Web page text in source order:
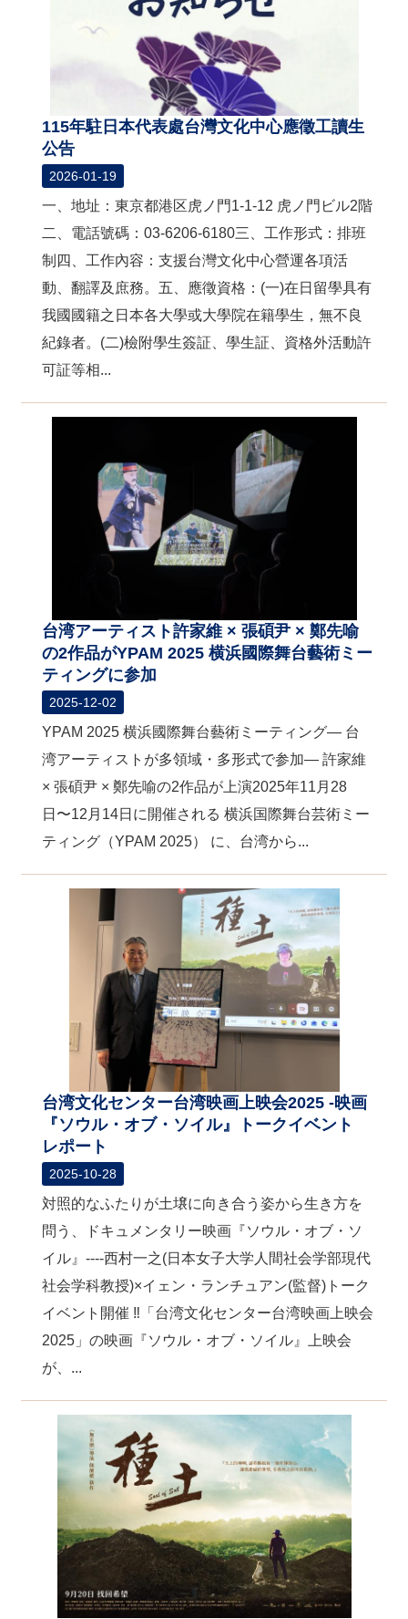
115年駐日本代表處台灣文化中心應徵工讀生
公告
2026-01-19
一、地址：東京都港区虎ノ門1-1-12 虎ノ門ビル2階
二、電話號碼：03-6206-6180三、工作形式：排班
制四、工作內容：支援台灣文化中心營運各項活
動、翻譯及庶務。五、應徵資格：(一)在日留學具有
我國國籍之日本各大學或大學院在籍學生，無不良
紀錄者。(二)檢附學生簽証、學生証、資格外活動許
可証等相...
台湾アーティスト許家維 × 張碩尹 × 鄭先喻
の2作品がYPAM 2025 横浜國際舞台藝術ミー
ティングに参加
2025-12-02
YPAM 2025 横浜國際舞台藝術ミーティング— 台
湾アーティストが多領域・多形式で参加— 許家維
× 張碩尹 × 鄭先喻の2作品が上演2025年11月28
日〜12月14日に開催される 横浜国際舞台芸術ミー
ティング（YPAM 2025） に、台湾から...
台湾文化センター台湾映画上映会2025 -映画
『ソウル・オブ・ソイル』トークイベント
レポート
2025-10-28
対照的なふたりが土壌に向き合う姿から生き方を
問う、ドキュメンタリー映画『ソウル・オブ・ソ
イル』----西村一之(日本女子大学人間社会学部現代
社会学科教授)×イェン・ランチュアン(監督)トーク
イベント開催 ‼「台湾文化センター台湾映画上映会
2025」の映画『ソウル・オブ・ソイル』上映会
が、...